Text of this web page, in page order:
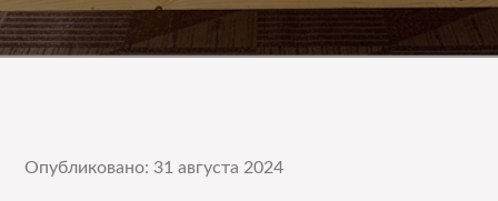
Опубликовано: 31 августа 2024